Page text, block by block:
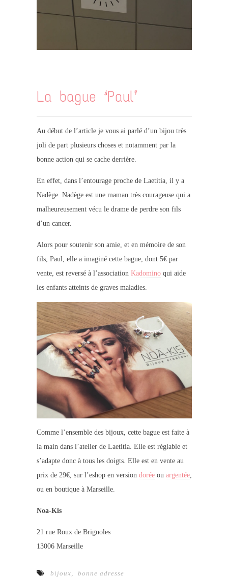
La bague ‘Paul’
Au début de l’article je vous ai parlé d’un bijou très
joli de part plusieurs choses et notamment par la
bonne action qui se cache derrière.
En effet, dans l’entourage proche de Laetitia, il y a
Nadège. Nadège est une maman très courageuse qui a
malheureusement vécu le drame de perdre son fils
d’un cancer.
Alors pour soutenir son amie, et en mémoire de son
fils, Paul, elle a imaginé cette bague, dont 5€ par
vente, est reversé à l’association Kadominoqui aide
les enfants atteints de graves maladies.
Comme l’ensemble des bijoux, cette bague est faite à
la main dans l’atelier de Laetitia. Elle est réglable et
s’adapte donc à tous les doigts. Elle est en vente au
prix de 29€, sur l’eshop en version doréeou argentée,
ou en boutique à Marseille.
Noa-Kis
21 rue Roux de Brignoles
13006 Marseille
bijoux, bonne adresse